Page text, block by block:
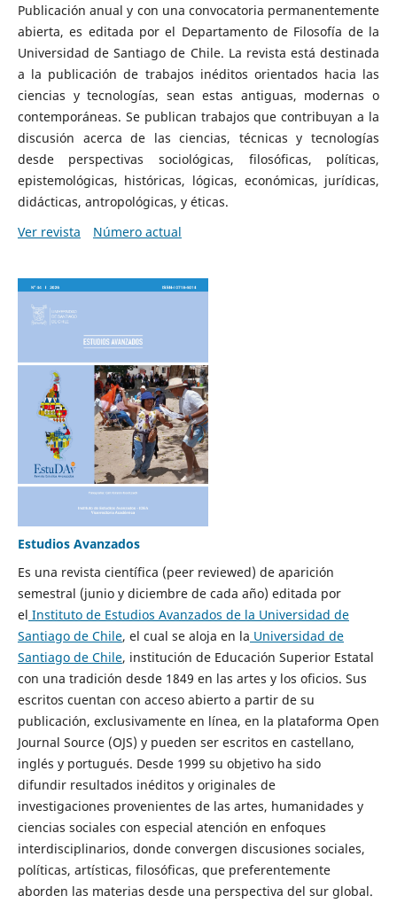
Publicación anual y con una convocatoria permanentemente
abierta, es editada por el Departamento de Filosofía de la
Universidad de Santiago de Chile. La revista está destinada
a la publicación de trabajos inéditos orientados hacia las
ciencias y tecnologías, sean estas antiguas, modernas o
contemporáneas. Se publican trabajos que contribuyan a la
discusión acerca de las ciencias, técnicas y tecnologías
desde perspectivas sociológicas, filosóficas, políticas,
epistemológicas, históricas, lógicas, económicas, jurídicas,
didácticas, antropológicas, y éticas.
Ver revista
Número actual
Estudios Avanzados
Es una revista científica (peer reviewed) de aparición
semestral (junio y diciembre de cada año) editada por
el Instituto de Estudios Avanzados de la Universidad de
Santiago de Chile, el cual se aloja en la Universidad de
Santiago de Chile, institución de Educación Superior Estatal
con una tradición desde 1849 en las artes y los oficios. Sus
escritos cuentan con acceso abierto a partir de su
publicación, exclusivamente en línea, en la plataforma Open
Journal Source (OJS) y pueden ser escritos en castellano,
inglés y portugués. Desde 1999 su objetivo ha sido
difundir resultados inéditos y originales de
investigaciones provenientes de las artes, humanidades y
ciencias sociales con especial atención en enfoques
interdisciplinarios, donde convergen discusiones sociales,
políticas, artísticas, filosóficas, que preferentemente
aborden las materias desde una perspectiva del sur global.